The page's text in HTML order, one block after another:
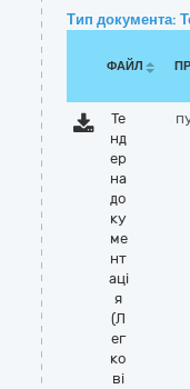
Тип документа:
ФАЙЛ
Те
нд
ер
на
до
ку
ме
нт
аці
я
(Л
ег
ко
ві